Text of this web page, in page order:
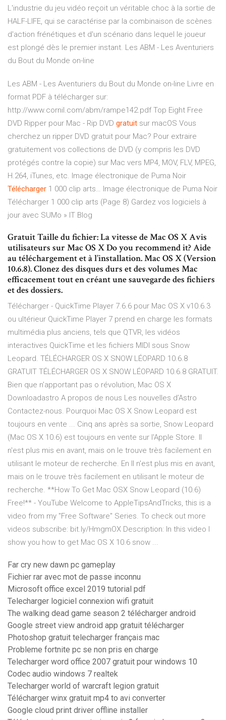
L'industrie du jeu vidéo reçoit un véritable choc à la sortie de
HALF-LIFE, qui se caractérise par la combinaison de scènes
d'action frénétiques et d'un scénario dans lequel le joueur
est plongé dès le premier instant. Les ABM - Les Aventuriers
du Bout du Monde on-line
Les ABM - Les Aventuriers du Bout du Monde on-line Livre en
format PDF à télécharger sur:
http://www.cornil.com/abm/rampe142.pdfTop Eight Free
DVD Ripper pour Mac - Rip DVD gratuit sur macOS Vous
cherchez un ripper DVD gratuit pour Mac? Pour extraire
gratuitement vos collections de DVD (y compris les DVD
protégés contre la copie) sur Mac vers MP4, MOV, FLV, MPEG,
H.264, iTunes, etc. Image électronique de Puma Noir
Télécharger 1 000 clip arts… Image électronique de Puma Noir
Télécharger 1 000 clip arts (Page 8) Gardez vos logiciels à
jour avec SUMo » IT Blog
Gratuit Taille du fichier: La vitesse de Mac OS X Avis
utilisateurs sur Mac OS X Do you recommend it? Aide
au téléchargement et à l’installation. Mac OS X (Version
10.6.8). Clonez des disques durs et des volumes Mac
efficacement tout en créant une sauvegarde des fichiers
et des dossiers.
Télécharger - QuickTime Player 7.6.6 pour Mac OS X v10.6.3
ou ultérieur QuickTime Player 7 prend en charge les formats
multimédia plus anciens, tels que QTVR, les vidéos
interactives QuickTime et les fichiers MIDI sous Snow
Leopard. TÉLÉCHARGER OS X SNOW LÉOPARD 10.6.8
GRATUIT TÉLÉCHARGER OS X SNOW LÉOPARD 10.6.8 GRATUIT.
Bien que n’apportant pas o révolution, Mac OS X
Downloadastro A propos de nous Les nouvelles d’Astro
Contactez-nous. Pourquoi Mac OS X Snow Leopard est
toujours en vente ... Cinq ans après sa sortie, Snow Leopard
(Mac OS X 10.6) est toujours en vente sur l'Apple Store. Il
n'est plus mis en avant, mais on le trouve très facilement en
utilisant le moteur de recherche. En Il n'est plus mis en avant,
mais on le trouve très facilement en utilisant le moteur de
recherche. **How To Get Mac OSX Snow Leopard (10.6)
Free!** - YouTube Welcome to AppleTipsAndTricks, this is a
video from my "Free Software" Series. To check out more
videos subscribe: bit.ly/HmgmOX Description: In this video I
show you how to get Mac OS X 10.6 snow ...
Far cry new dawn pc gameplay
Fichier rar avec mot de passe inconnu
Microsoft office excel 2019 tutorial pdf
Telecharger logiciel connexion wifi gratuit
The walking dead game season 2 télécharger android
Google street view android app gratuit télécharger
Photoshop gratuit telecharger français mac
Probleme fortnite pc se non pris en charge
Telecharger word office 2007 gratuit pour windows 10
Codec audio windows 7 realtek
Telecharger world of warcraft legion gratuit
Télécharger winx gratuit mp4 to avi converter
Google cloud print driver offline installer